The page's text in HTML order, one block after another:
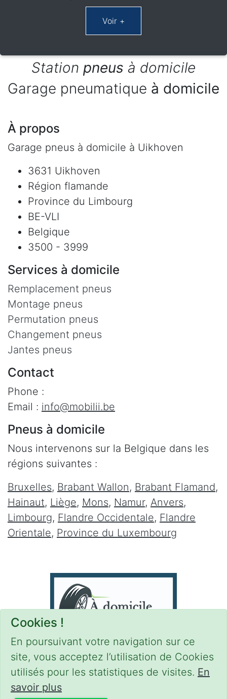
Cookies !
En poursuivant votre navigation sur ce
site, vous acceptez l’utilisation de Cookies
utilisés pour les statistiques de visites. En
savoir plus
Station pneus à domicile
Garage pneumatique à domicile
À propos
Garage pneus à domicile à Uikhoven
3631 Uikhoven
Région flamande
Province du Limbourg
BE-VLI
Belgique
3500 - 3999
Services à domicile
Remplacement pneus
Montage pneus
Permutation pneus
Changement pneus
Jantes pneus
Contact
Phone :
Email : info@mobilii.be
Pneus à domicile
Nous intervenons sur la Belgique dans les
régions suivantes :
Bruxelles, Brabant Wallon, Brabant Flamand,
Hainaut, Liège, Mons, Namur, Anvers,
Limbourg, Flandre Occidentale, Flandre
Orientale, Province du Luxembourg
CONDITIONS-